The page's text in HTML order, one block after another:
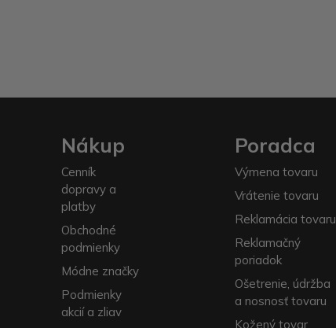
Nákup
Cenník
dopravy a
platby
Obchodné
podmienky
Módne značky
Podmienky
akcií a zliav
Poradca
Výmena tovaru
Vrátenie tovaru
Reklamácia tovaru
Reklamačný
poriadok
Ošetrenie, údržba
a nosnosť tovaru
Kožený tovar